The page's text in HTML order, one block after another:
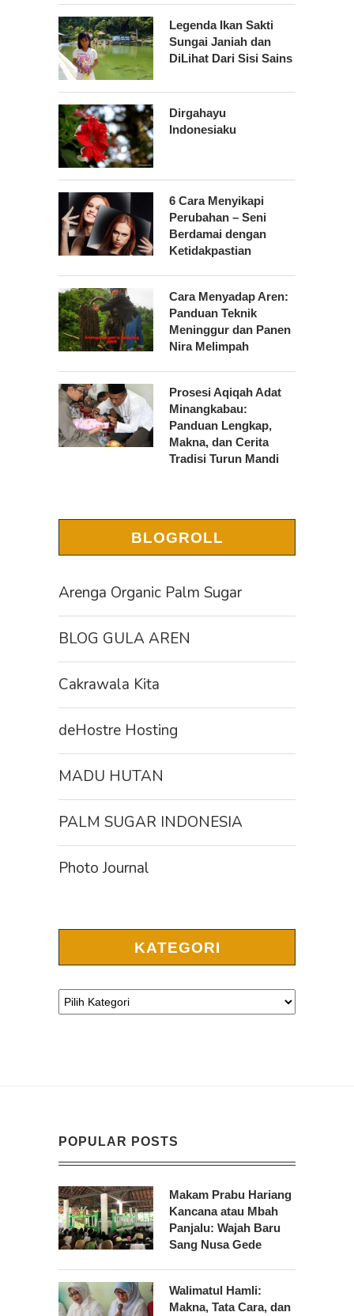
Legenda Ikan Sakti
Sungai Janiah dan
DiLihat Dari Sisi Sains
Dirgahayu
Indonesiaku
6 Cara Menyikapi
Perubahan – Seni
Berdamai dengan
Ketidakpastian
Cara Menyadap Aren:
Panduan Teknik
Meninggur dan Panen
Nira Melimpah
Prosesi Aqiqah Adat
Minangkabau:
Panduan Lengkap,
Makna, dan Cerita
Tradisi Turun Mandi
BLOGROLL
Arenga Organic Palm Sugar
BLOG GULA AREN
Cakrawala Kita
deHostre Hosting
MADU HUTAN
PALM SUGAR INDONESIA
Photo Journal
KATEGORI
POPULAR POSTS
Makam Prabu Hariang
Kancana atau Mbah
Panjalu: Wajah Baru
Sang Nusa Gede
Walimatul Hamli:
Makna, Tata Cara, dan